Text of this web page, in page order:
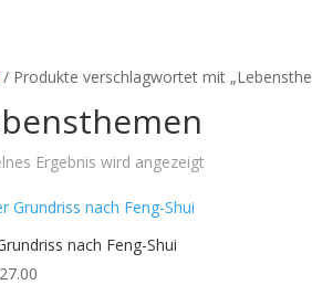
/ Produkte verschlagwortet mit
Ergebnis wird angezeigt
nach Feng-Shui
27.00